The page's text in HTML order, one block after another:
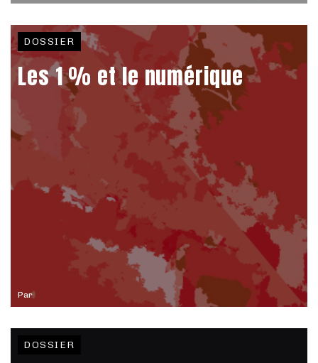
Par
DOSSIER
Les 1 % et le numérique
DOSSIER